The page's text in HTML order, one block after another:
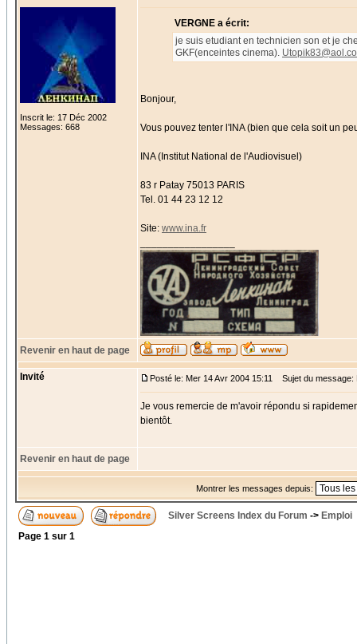
Inscrit le: 17 Déc 2002
Messages: 668
VERGNE a écrit:
je suis etudiant en technicien son et je
GKF(enceintes cinema).
Bonjour,
Vous pouvez tenter l'INA (bien que cela soit un
INA (Institut National de l'Audiovisuel)
83 r Patay 75013 PARIS
Tel. 01 44 23 12 12
Site: www.ina.fr
Revenir en haut de page
Invité Posté le: Mer 14 Avr 2004 15:11 Sujet du message:
Je vous remercie de m'avoir répondu si
bientôt.
Revenir en haut de page
Montrer les messages depuis:
Silver Screens Index du Forum -> Emploi
Page 1 sur 1